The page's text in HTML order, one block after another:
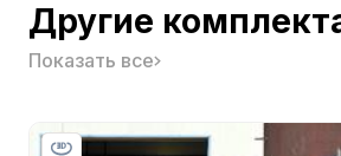
Класс
Гарантия в Китае
Другие
Показать все